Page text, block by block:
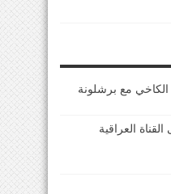
الكاخي مع برشلونة
العراقية